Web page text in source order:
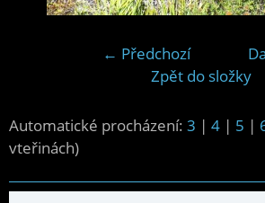
← Předchozí
Zpět do složky
Automatické procházení: 3 | 4 | 5 |
vteřinách)